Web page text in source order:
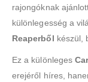
rajongóknak
különlegesség a
Reaperből készül,
Ez a különleges
erejéről híres,